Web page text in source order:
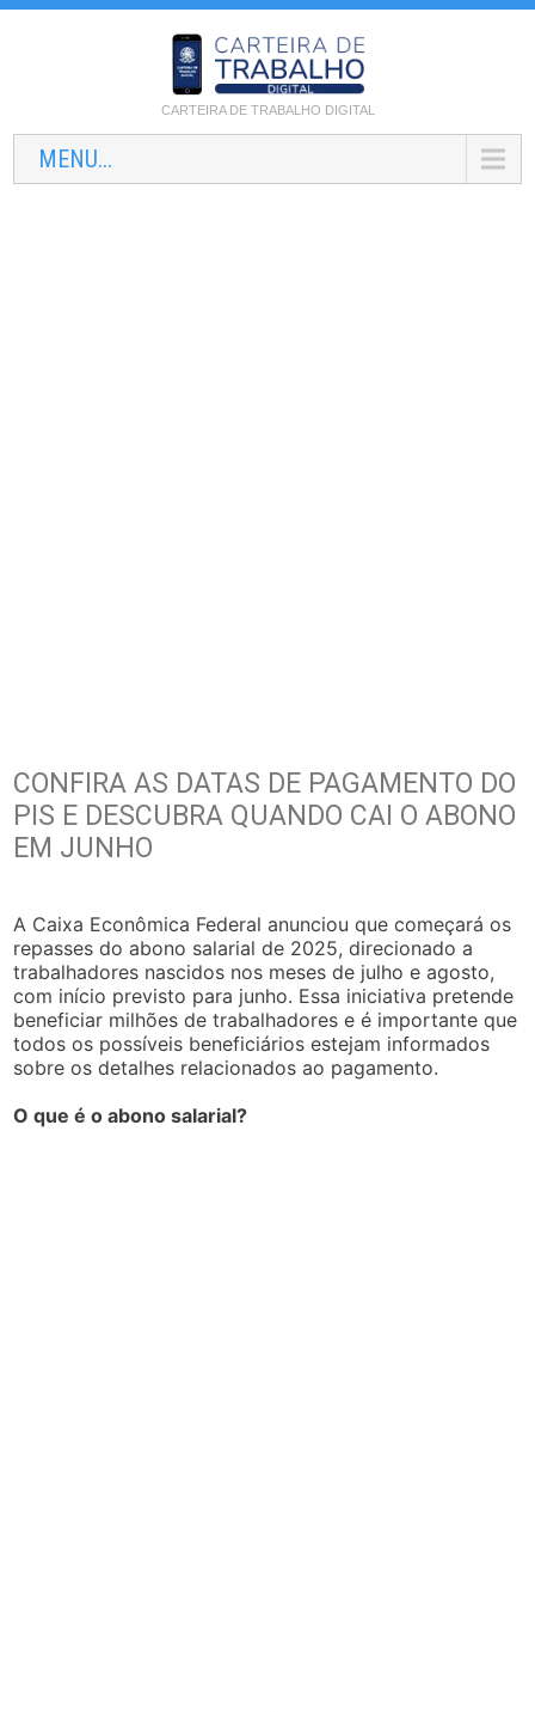
CARTEIRA DE TRABALHO DIGITAL
MENU...
CONFIRA AS DATAS DE PAGAMENTO DO
PIS E DESCUBRA QUANDO CAI O ABONO
EM JUNHO
A Caixa Econômica Federal anunciou que começará os
repasses do abono salarial de 2025, direcionado a
trabalhadores nascidos nos meses de julho e agosto,
com início previsto para junho. Essa iniciativa pretende
beneficiar milhões de trabalhadores e é importante que
todos os possíveis beneficiários estejam informados
sobre os detalhes relacionados ao pagamento.
O que é o abono salarial?